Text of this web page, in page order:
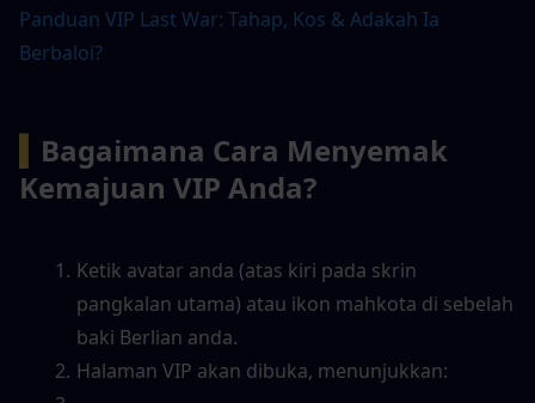
Panduan VIP Last War: Tahap, Kos & Adakah Ia
Berbaloi?
Bagaimana Cara Menyemak
Kemajuan VIP Anda?
Ketik avatar anda (atas kiri pada skrin
pangkalan utama) atau ikon mahkota di sebelah
baki Berlian anda.
Halaman VIP akan dibuka, menunjukkan: